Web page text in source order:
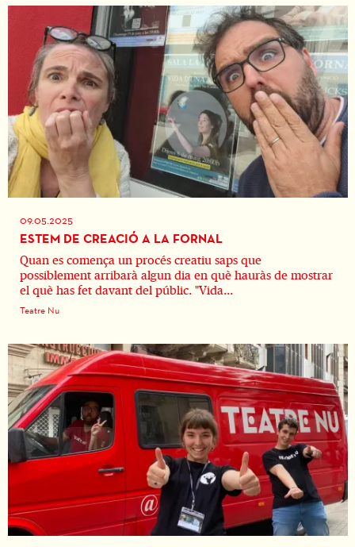
09.05.2025
ESTEM DE CREACIÓ A LA FORNAL
Quan es comença un procés creatiu saps que
possiblement arribarà algun dia en què hauràs de mostrar
el què has fet davant del públic. "Vida...
Teatre Nu